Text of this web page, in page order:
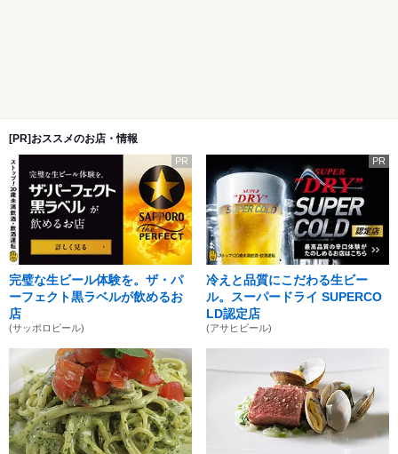
[PR]おススメのお店・情報
PR
完璧な生ビール体験を。ザ・パ
ーフェクト黒ラベルが飲めるお
店
(サッポロビール)
PR
冷えと品質にこだわる生ビー
ル。スーパードライ SUPERCO
LD認定店
(アサヒビール)